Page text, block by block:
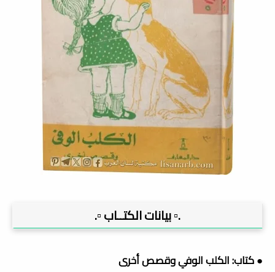
.▫️ بيانات الكتــاب ▫️.
● كتاب: الكلب الوفي وقصص أخرى